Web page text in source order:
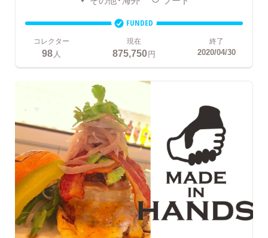
FUNDED
コレクター
98 人
現在
875,750円
終了
2020/04/30